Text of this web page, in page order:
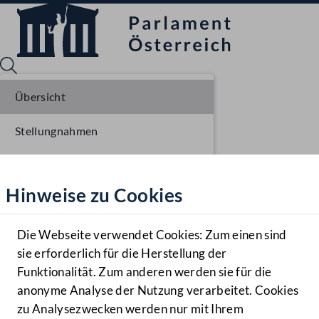
Hilfe
Benutzer
Navigationsmenü öffnen
MENÜ
Hinweise zu Cookies
Die Webseite verwendet Cookies: Zum einen sind
sie erforderlich für die Herstellung der
Funktionalität. Zum anderen werden sie für die
anonyme Analyse der Nutzung verarbeitet. Cookies
zu Analysezwecken werden nur mit Ihrem
Übersicht
Stellungnahmen